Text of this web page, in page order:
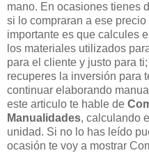
mano. En ocasiones tienes
si lo compraran a ese
importante es que calcules
los materiales utilizados
para el cliente y justo para
recuperes la inversión para
continuar elaborando
este articulo te hable de
Manualidades, calculando
unidad. Si no lo has leído
ocasión te voy a mostrar